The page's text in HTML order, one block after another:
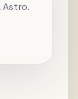
Astro.